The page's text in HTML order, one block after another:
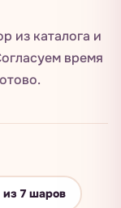
из каталога и
время
7 шаров